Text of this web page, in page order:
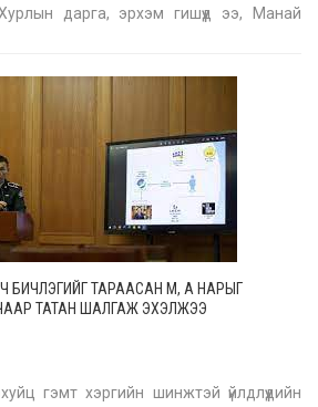
дарга, эрхэм гишүүд ээ, Манай
БИЧЛЭГИЙГ ТАРААСАН М, А НАРЫГ
ТАТАН ШАЛГАЖ ЭХЭЛЖЭЭ
гэмт хэргийн шинжтэй үйлдлүүдийн